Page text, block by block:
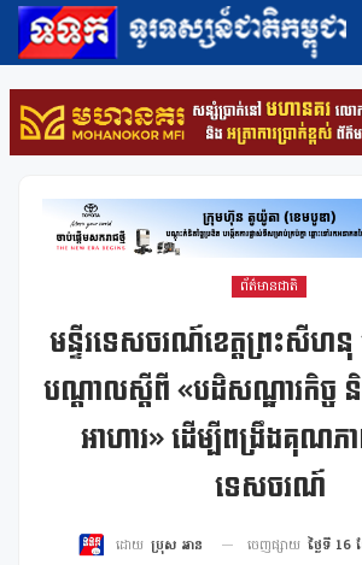
ព័ត៌មានជាតិ
មន្ទីរទេសចរណ៍ខេត្តព្រះសីហនុ
បណ្តាលស្តីពី «បដិសណ្ឋារកិច្ច និ
អាហារ» ដើម្បីពង្រឹងគុណភា
ទេសចរណ៍
ដោយ ប្រុស អាន ចេញផ្សាយ ថ្ងៃទី 16